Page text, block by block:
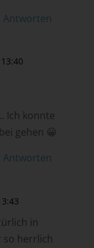
Antworten
Ich konnte
gehen 😀
Antworten
in
herrlich